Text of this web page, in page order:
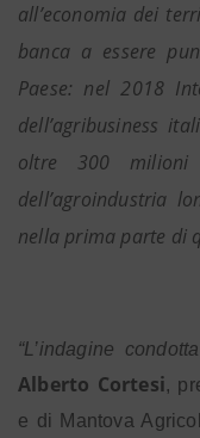
all’economia dei
banca a essere
Paese: nel 2018
dell’agribusiness
oltre 300
dell’agroindustria
nella prima parte di
“L’indagine
Alberto Cortesi,
e di Mantova